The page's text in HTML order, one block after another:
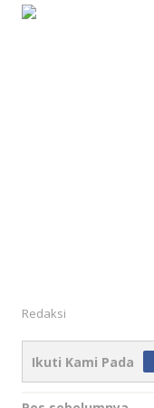
Redaksi
Ikuti Kami Pada